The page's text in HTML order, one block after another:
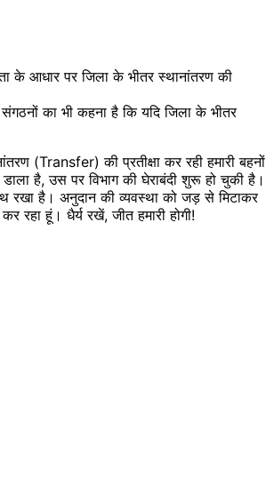
के आधार पर जिला के भीतर स्थानांतरण की
संगठनों का भी कहना है कि यदि जिला के भीतर
(Transfer) की प्रतीक्षा कर रही हमारी बहनों
है, उस पर विभाग की घेराबंदी शुरू हो चुकी है।
रखा है। अनुदान की व्यवस्था को जड़ से मिटाकर
हूं। धैर्य रखें, जीत हमारी होगी!